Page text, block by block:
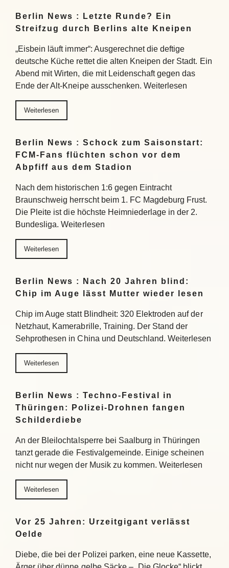
Berlin News : Letzte Runde? Ein
Streifzug durch Berlins alte Kneipen
„Eisbein läuft immer“: Ausgerechnet die deftige
deutsche Küche rettet die alten Kneipen der Stadt. Ein
Abend mit Wirten, die mit Leidenschaft gegen das
Ende der Alt-Kneipe ausschenken. Weiterlesen
Weiterlesen
Berlin News : Schock zum Saisonstart:
FCM-Fans flüchten schon vor dem
Abpfiff aus dem Stadion
Nach dem historischen 1:6 gegen Eintracht
Braunschweig herrscht beim 1. FC Magdeburg Frust.
Die Pleite ist die höchste Heimniederlage in der 2.
Bundesliga. Weiterlesen
Weiterlesen
Berlin News : Nach 20 Jahren blind:
Chip im Auge lässt Mutter wieder lesen
Chip im Auge statt Blindheit: 320 Elektroden auf der
Netzhaut, Kamerabrille, Training. Der Stand der
Sehprothesen in China und Deutschland. Weiterlesen
Weiterlesen
Berlin News : Techno-Festival in
Thüringen: Polizei-Drohnen fangen
Schilderdiebe
An der Bleilochtalsperre bei Saalburg in Thüringen
tanzt gerade die Festivalgemeinde. Einige scheinen
nicht nur wegen der Musik zu kommen. Weiterlesen
Weiterlesen
Vor 25 Jahren: Urzeitgigant verlässt
Oelde
Diebe, die bei der Polizei parken, eine neue Kassette,